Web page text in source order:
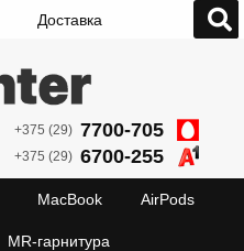
Доставка
+375 (29) 7700-705
+375 (29) 6700-255
MacBook AirPods
MR-гарнитура